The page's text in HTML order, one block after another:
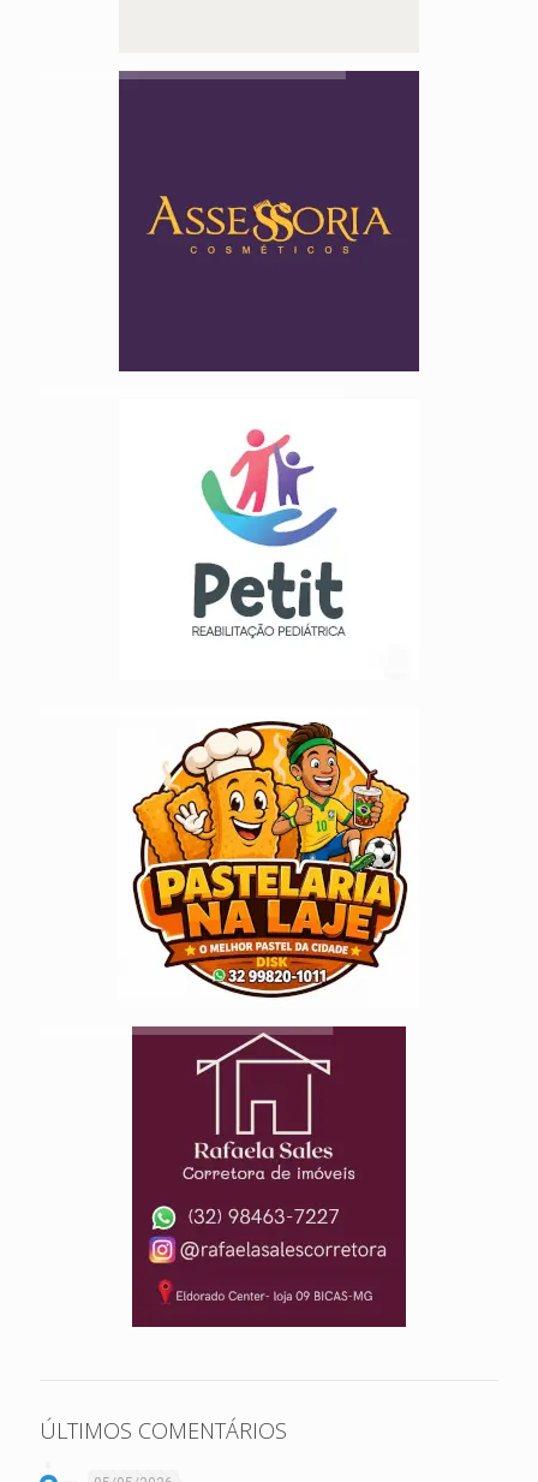
ÚLTIMOS COMENTÁRIOS